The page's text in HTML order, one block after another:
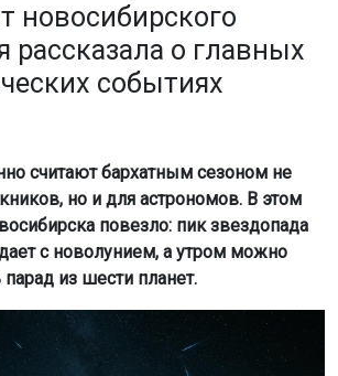
новосибирского
рассказала о главных
событиях
считают бархатным сезоном не
но и для астрономов. В этом
повезло: пик звездопада
с новолунием, а утром можно
из шести планет.